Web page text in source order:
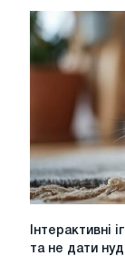
котів:
як
годувати
чутливого
улюбленця
Інтерактивні
Інтерактивні
та не дати